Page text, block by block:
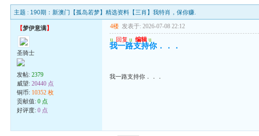
主题 : 190期：新澳门【孤岛若梦】精选资料【三肖】我特肖，保你赚.
【梦伊意满】
圣骑士
发帖:2379
威望:20440 点
铜币: 10352 枚
贡献值:0 点
好评度:0 点
4楼 发表于: 2026-07-08 22:12
u 回复 u 编辑 u
我一路支持你．．．
我一路支持你．．．